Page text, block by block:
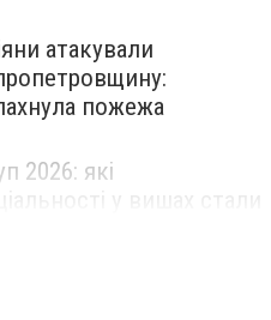
атакували
пожежа
2026: які